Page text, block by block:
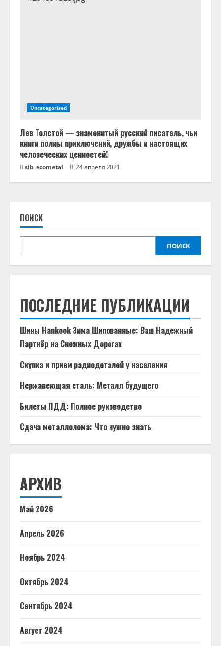
Uncategorised
Лев Толстой — знаменитый русский писатель, чьи
книги полны приключений, дружбы и настоящих
человеческих ценностей!
sib_ecometal 24 апреля 2021
ПОИСК
ПОИСК
ПОСЛЕДНИЕ ПУБЛИКАЦИИ
Шины Hankook Зима Шипованные: Ваш Надежный
Партнёр на Снежных Дорогах
Скупка и прием радиодеталей у населения
Нержавеющая сталь: Металл будущего
Билеты ПДД: Полное руководство
Сдача металлолома: Что нужно знать
АРХИВ
Май 2026
Апрель 2026
Ноябрь 2024
Октябрь 2024
Сентябрь 2024
Август 2024